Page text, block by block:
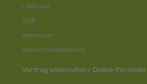
Lieferzeit
AGB
Impressum
Datenschutz­erklärung
Vertrag widerrufen / Online-Formular